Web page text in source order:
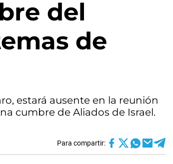
del
de
estará ausente en la reunión
cumbre de Aliados de Israel.
Para compartir: